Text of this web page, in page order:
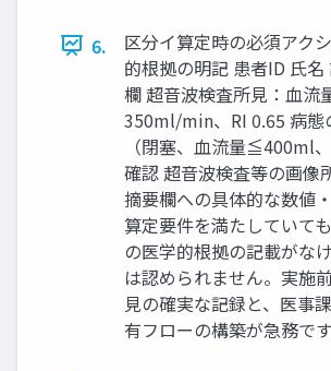
6.
区分イ算定時の必須アク
的根拠の明記 患者ID 氏
欄 超音波検査所見：血流
350ml/min、RI 0.65 病態
（閉塞、血流量≦400ml
確認 超音波検査等の画像
摘要欄への具体的な数値
算定要件を満たしていて
の医学的根拠の記載がな
は認められません。実施
見の確実な記録と、医事
有フローの構築が急務です